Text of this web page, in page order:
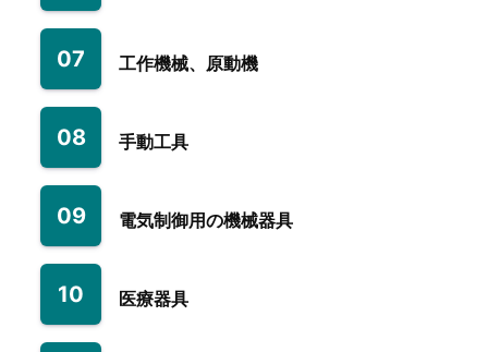
07 工作機械、原動機
08 手動工具
09 電気制御用の機械器具
10 医療器具